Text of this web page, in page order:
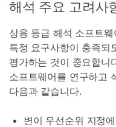
해석 주요 고려사
상용 등급 해석 소프트
특정 요구사항이 충족되
평가하는 것이 중요합니
소프트웨어를 연구하고
다음과 같습니다.
변이 우선순위 지정